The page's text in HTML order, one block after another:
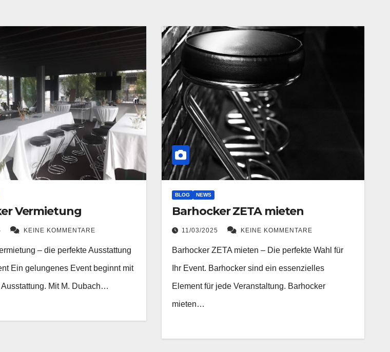
Vermietung
KEINE KOMMENTARE
– die perfekte Ausstattung
Ein gelungenes Event beginnt mit
Mit M. Dubach…
BLOG NEWS
Barhocker ZETA mieten
11/03/2025 KEINE KOMMENTARE
Barhocker ZETA mieten – Die perfekte Wahl für
Ihr Event. Barhocker sind ein essenzielles
Element für jede Veranstaltung. Barhocker
mieten…